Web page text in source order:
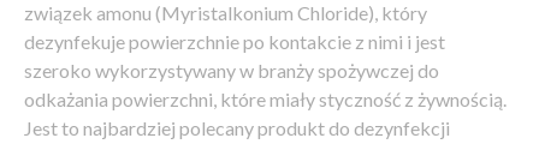
związek amonu (Myristalkonium Chloride), który
dezynfekuje powierzchnie po kontakcie z nimi i jest
szeroko wykorzystywany w branży spożywczej do
odkażania powierzchni, które miały styczność z żywnością.
Jest to najbardziej polecany produkt do dezynfekcji